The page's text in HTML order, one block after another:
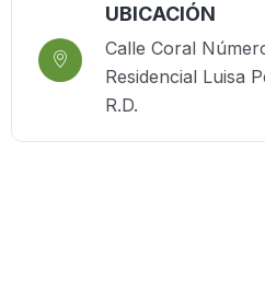
UBICACIÓN
Calle Coral
Residencial Luisa
R.D.